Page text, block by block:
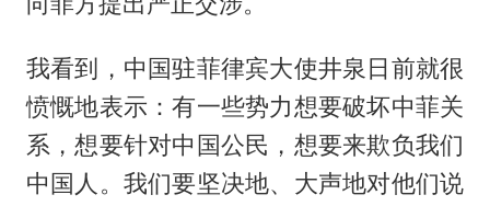
我看到，中国驻菲律宾大使井泉日前就很
愤慨地表示：有一些势力想要破坏中菲关
系，想要针对中国公民，想要来欺负我们
中国人。我们要坚决地、大声地对他们说